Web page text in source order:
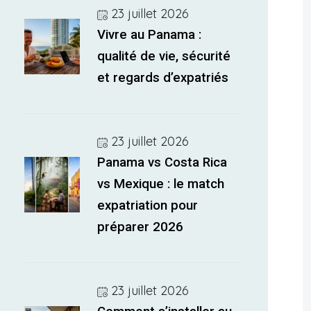
23 juillet 2026
Vivre au Panama :
qualité de vie, sécurité
et regards d’expatriés
23 juillet 2026
Panama vs Costa Rica
vs Mexique : le match
expatriation pour
préparer 2026
23 juillet 2026